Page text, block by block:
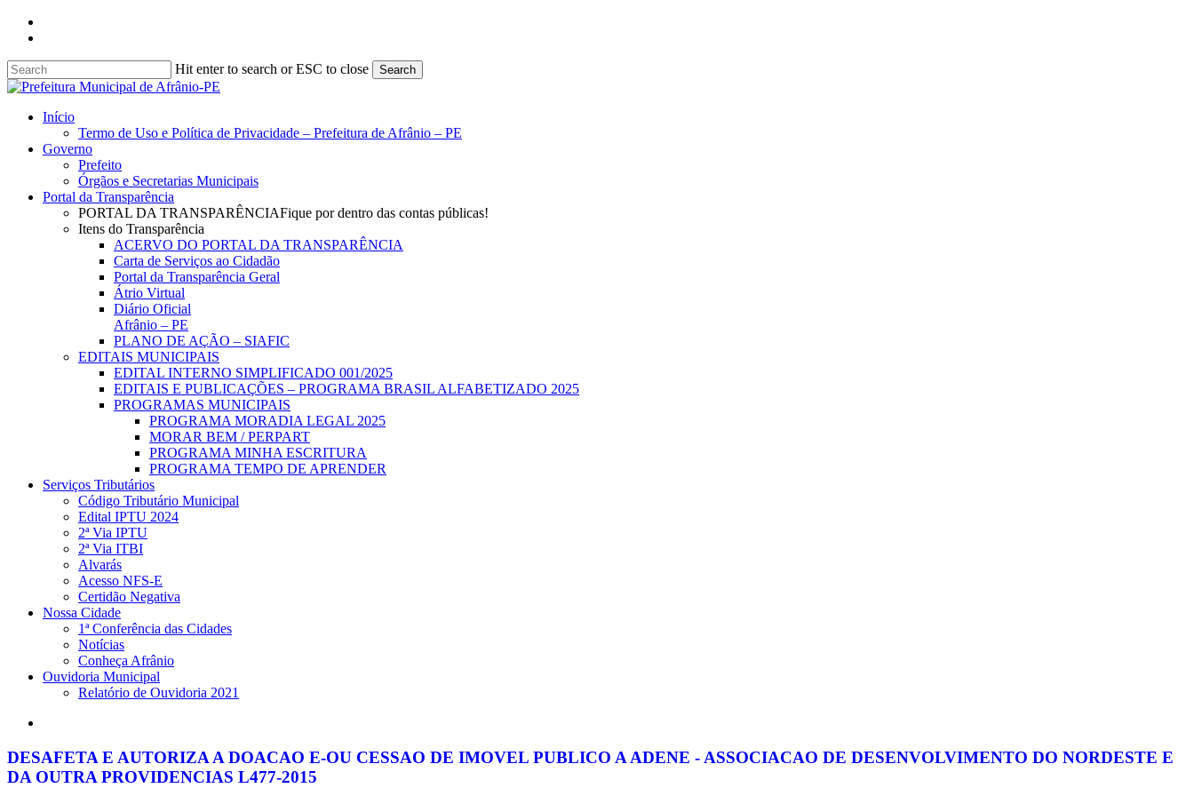
Skip
content
Hit enter to search or ESC to close Search
Close
search
Menu
Início
Termo de Uso e Política de Privacidade – Prefeitura de Afrânio – PE
Governo
Prefeito
Órgãos e Secretarias Municipais
Portal da Transparência
PORTAL DA TRANSPARÊNCIAFique por dentro das contas públicas!
Itens do Transparência
ACERVO DO PORTAL DA TRANSPARÊNCIA
Carta de Serviços ao Cidadão
Portal da Transparência Geral
Átrio Virtual
Diário Oficial
Afrânio – PE
PLANO DE AÇÃO – SIAFIC
EDITAIS MUNICIPAIS
EDITAL INTERNO SIMPLIFICADO 001/2025
EDITAIS E PUBLICAÇÕES – PROGRAMA BRASIL ALFABETIZADO 2025
PROGRAMAS MUNICIPAIS
PROGRAMA MORADIA LEGAL 2025
MORAR BEM / PERPART
PROGRAMA MINHA ESCRITURA
PROGRAMA TEMPO DE APRENDER
Serviços Tributários
Código Tributário Municipal
Edital IPTU 2024
2ª Via IPTU
2ª Via ITBI
Alvarás
Acesso NFS-E
Certidão Negativa
Nossa Cidade
1ª Conferência das Cidades
Notícias
Conheça Afrânio
Ouvidoria Municipal
Relatório de Ouvidoria 2021
DESAFETA E AUTORIZA A DOACAO E-OU CESSAO DE IMOVEL PUBLICO A ADENE - ASSOCIACAO DE DESENVOLVIMENTO DO NORDESTE E
DA OUTRA PROVIDENCIAS L477-2015